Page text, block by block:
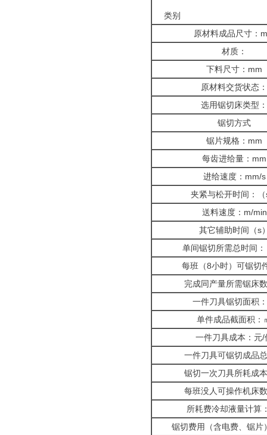
类别
原材料成品尺寸：
材质：
下料尺寸：mm
原材料交货状态：
选用锯切床类型：
锯切方式
锯片规格：mm
每齿进给量：mm
进给速度：mm/s
夹紧与松开时间：
送料速度：m/min
其它辅助时间（s
单间锯切所需总时间
每班（8小时）可锯切
完成同产量所需锯床
一件刀具锯切面积
单件成品截面积：
一件刀具成本：元/
一件刀具可锯切成品
锯切一次刀具所耗成
每班没人可操作机床
所耗费冷却液量计算
锯切费用（含电费、锯片